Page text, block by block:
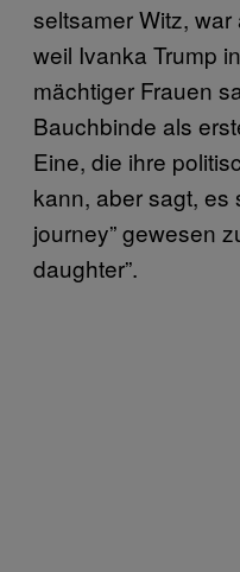
seltsamer Witz,
weil Ivanka Trump
mächtiger Frauen
Bauchbinde als
Eine, die ihre
kann, aber sagt, es
journey” gewesen
daughter”.